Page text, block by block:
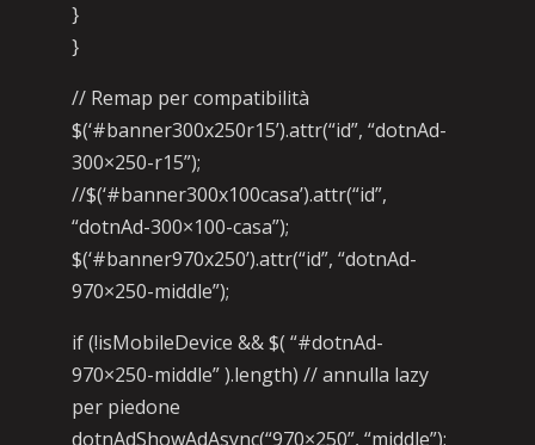
}
}
// Remap per compatibilità
$(‘#banner300x250r15’).attr(“id”, “dotnAd-
300×250-r15”);
//$(‘#banner300x100casa’).attr(“id”,
“dotnAd-300×100-casa”);
$(‘#banner970x250’).attr(“id”, “dotnAd-
970×250-middle”);
if (!isMobileDevice && $( “#dotnAd-
970×250-middle” ).length) // annulla lazy
per piedone
dotnAdShowAdAsync(“970×250”, “middle”);